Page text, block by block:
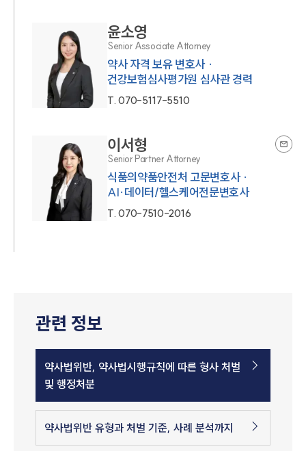
윤소영
Senior Associate Attorney
약사 자격 보유 변호사 ·
건강보험심사평가원 심사관 경력
T.070-5117-5510
이서형
Senior Partner Attorney
식품의약품안전처 고문변호사 ·
AI·데이터/헬스케어전문변호사
T.070-7510-2016
관련 정보
약사법위반, 약사법시행규칙에 따른 형사 처벌
및 행정처분
약사법위반 유형과 처벌 기준, 사례 분석까지